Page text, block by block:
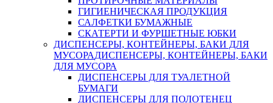
ГИГИЕНИЧЕСКАЯ ПРОДУКЦИЯ
САЛФЕТКИ БУМАЖНЫЕ
СКАТЕРТИ И ФУРШЕТНЫЕ ЮБКИ
ДИСПЕНСЕРЫ, КОНТЕЙНЕРЫ, БАКИ ДЛЯ
МУСОРАДИСПЕНСЕРЫ, КОНТЕЙНЕРЫ, БАКИ
ДЛЯ МУСОРА
ДИСПЕНСЕРЫ ДЛЯ ТУАЛЕТНОЙ
БУМАГИ
ДИСПЕНСЕРЫ ДЛЯ ПОЛОТЕНЕЦ